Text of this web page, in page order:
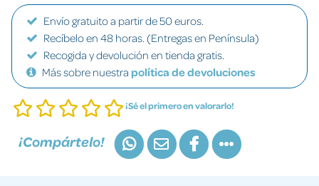
Envío gratuito a partir de 50 euros.
Recíbelo en 48 horas. (Entregas en Península)
Recogida y devolución en tienda gratis.
Más sobre nuestra política de devoluciones
¡Sé el primero en valorarlo!
¡Compártelo!